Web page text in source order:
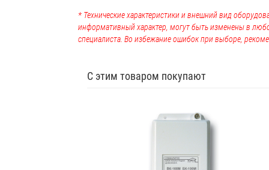
* Технические характеристики и внешний вид
информативный характер, могут быть изменены в
специалиста. Во избежание ошибок при выборе,
С этим товаром покупают